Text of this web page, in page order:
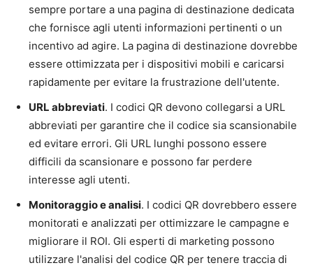
sempre portare a una pagina di destinazione dedicata
che fornisce agli utenti informazioni pertinenti o un
incentivo ad agire. La pagina di destinazione dovrebbe
essere ottimizzata per i dispositivi mobili e caricarsi
rapidamente per evitare la frustrazione dell'utente.
URL abbreviati. I codici QR devono collegarsi a URL
abbreviati per garantire che il codice sia scansionabile
ed evitare errori. Gli URL lunghi possono essere
difficili da scansionare e possono far perdere
interesse agli utenti.
Monitoraggio e analisi. I codici QR dovrebbero essere
monitorati e analizzati per ottimizzare le campagne e
migliorare il ROI. Gli esperti di marketing possono
utilizzare l'analisi del codice QR per tenere traccia di